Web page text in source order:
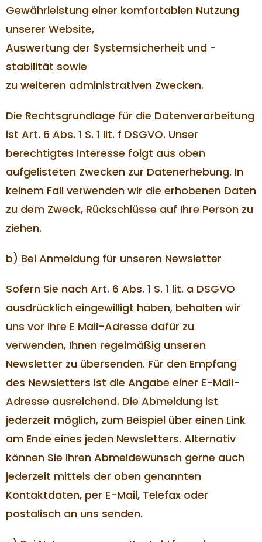
Gewährleistung einer komfortablen Nutzung
unserer Website,
Auswertung der Systemsicherheit und -
stabilität sowie
zu weiteren administrativen Zwecken.
Die Rechtsgrundlage für die Datenverarbeitung
ist Art. 6 Abs. 1 S. 1 lit. f DSGVO. Unser
berechtigtes Interesse folgt aus oben
aufgelisteten Zwecken zur Datenerhebung. In
keinem Fall verwenden wir die erhobenen Daten
zu dem Zweck, Rückschlüsse auf Ihre Person zu
ziehen.
b) Bei Anmeldung für unseren Newsletter
Sofern Sie nach Art. 6 Abs. 1 S. 1 lit. a DSGVO
ausdrücklich eingewilligt haben, behalten wir
uns vor Ihre E Mail-Adresse dafür zu
verwenden, Ihnen regelmäßig unseren
Newsletter zu übersenden. Für den Empfang
des Newsletters ist die Angabe einer E-Mail-
Adresse ausreichend. Die Abmeldung ist
jederzeit möglich, zum Beispiel über einen Link
am Ende eines jeden Newsletters. Alternativ
können Sie Ihren Abmeldewunsch gerne auch
jederzeit mittels der oben genannten
Kontaktdaten, per E-Mail, Telefax oder
postalisch an uns senden.